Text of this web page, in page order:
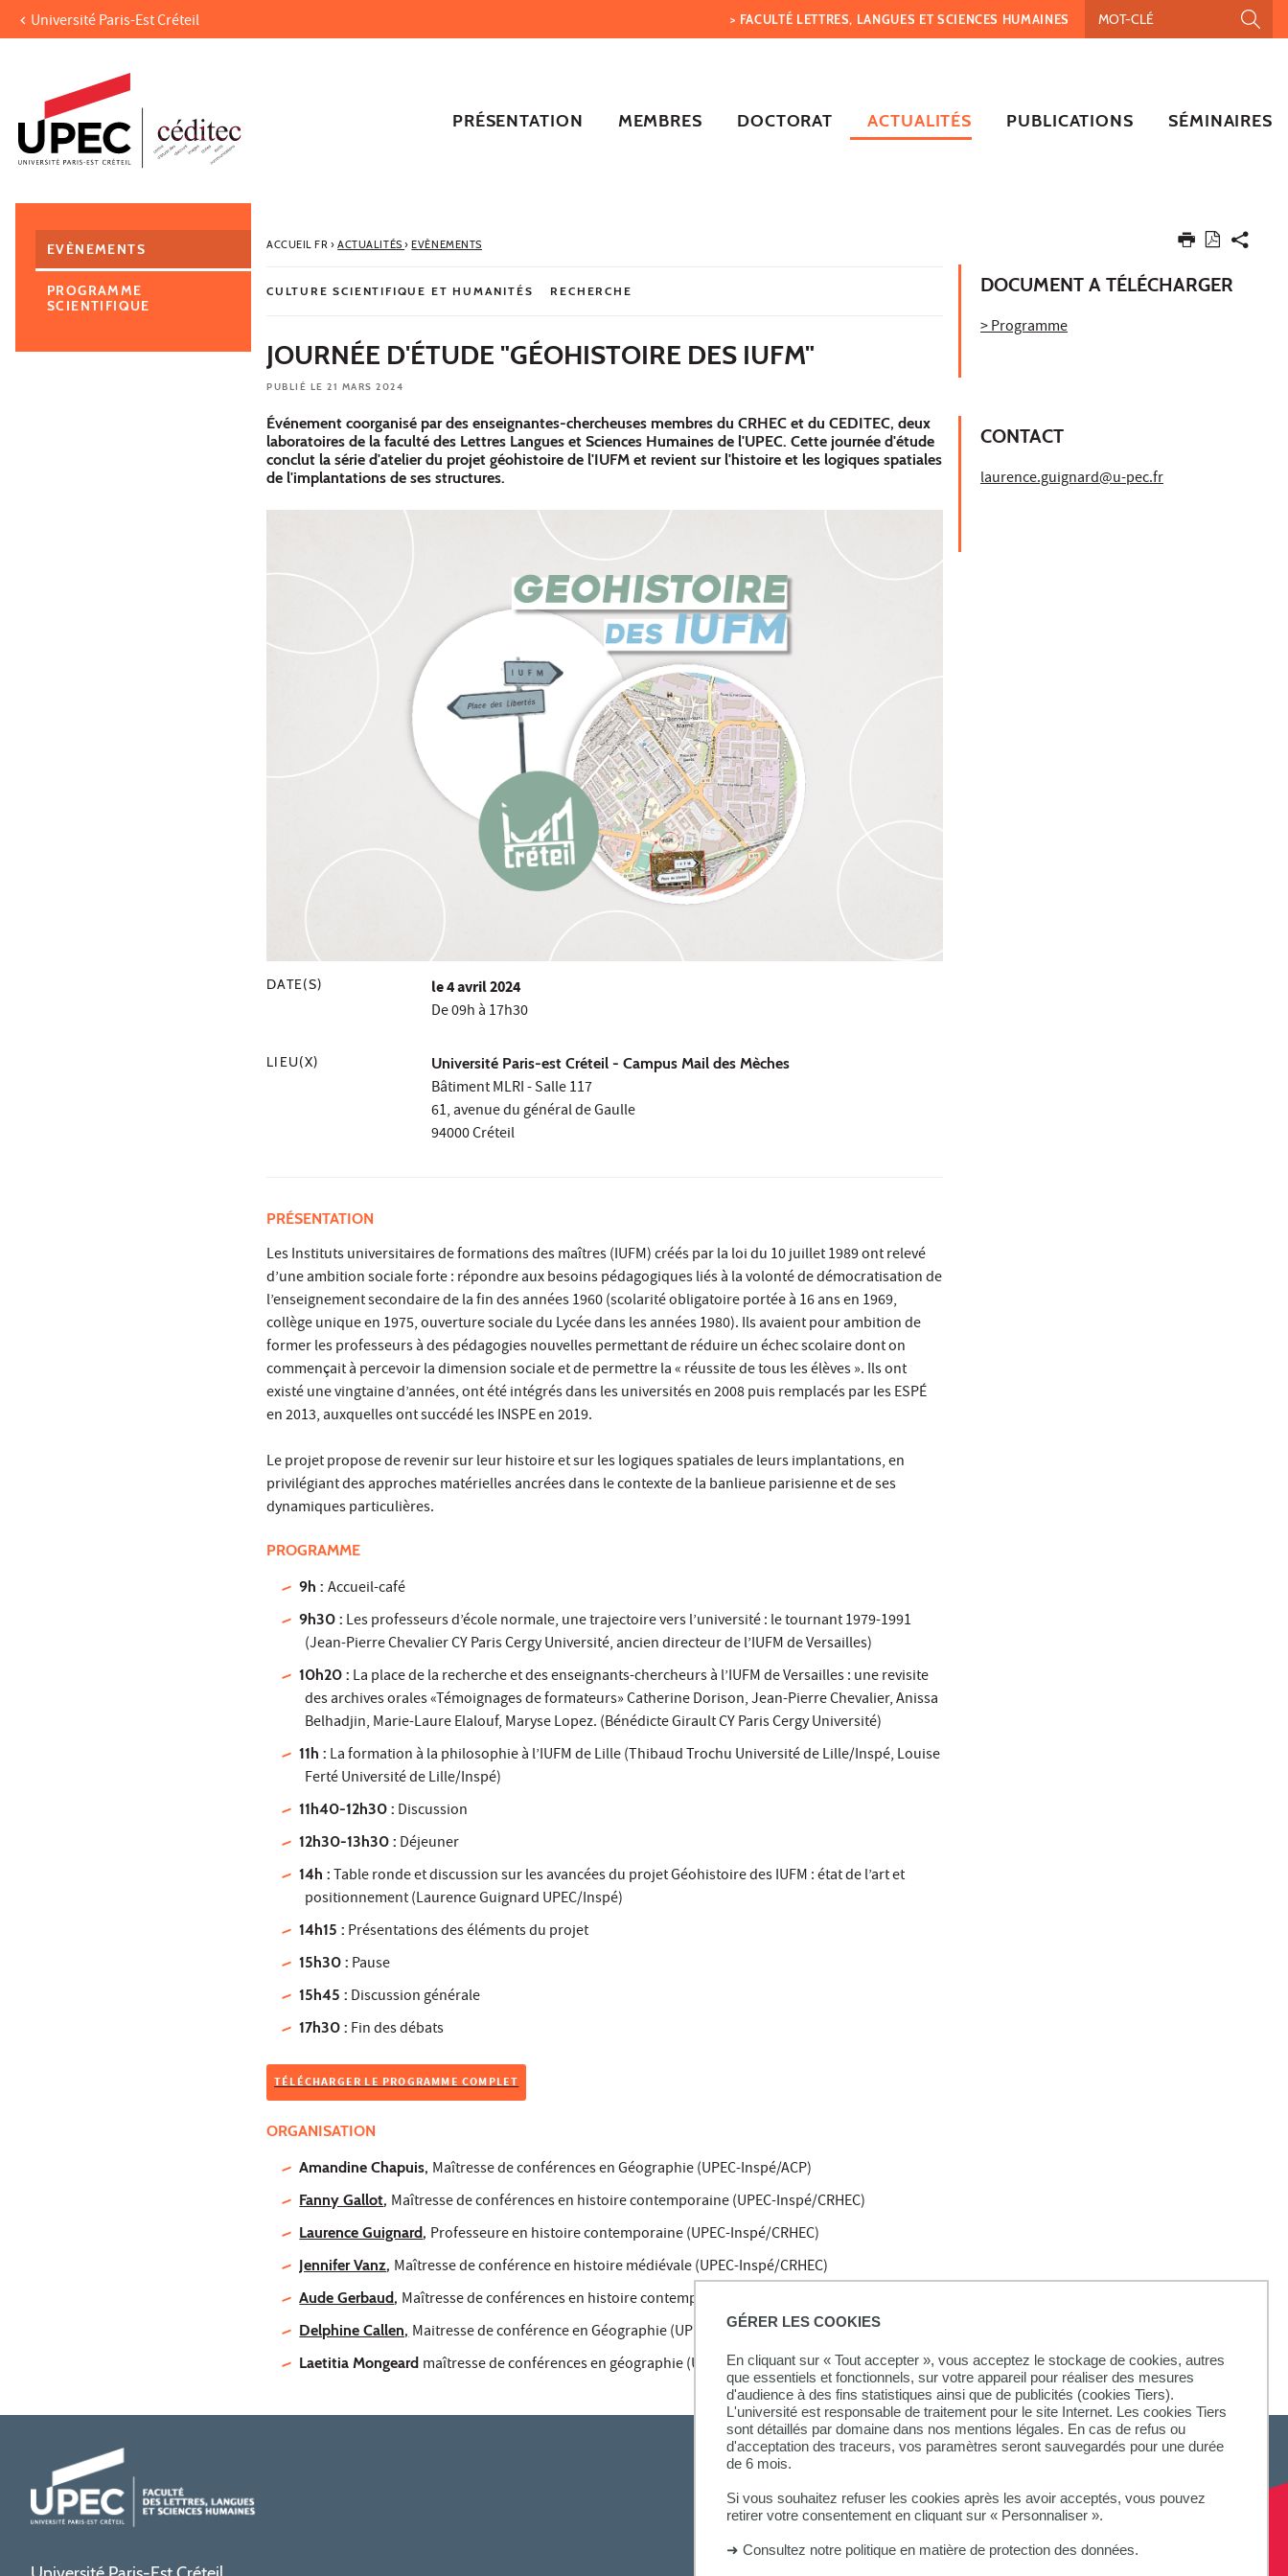
GÉRER LES COOKIES
En cliquant sur « Tout accepter », vous acceptez le stockage de cookies, autres
que essentiels et fonctionnels, sur votre appareil pour réaliser des mesures
d'audience à des fins statistiques ainsi que de publicités (cookies Tiers).
L'université est responsable de traitement pour le site Internet. Les cookies Tiers
sont détaillés par domaine dans nos mentions légales. En cas de refus ou
d'acceptation des traceurs, vos paramètres seront sauvegardés pour une durée
de 6 mois.
Si vous souhaitez refuser les cookies après les avoir acceptés, vous pouvez
retirer votre consentement en cliquant sur « Personnaliser ».
➜ Consultez notre politique en matière de protection des données.
Aller au contenu
Recherche
Navigation secondaire
Université Paris-Est Créteil > FACULTÉ LETTRES, LANGUES ET SCIENCES HUMAINES
PRÉSENTATION MEMBRES DOCTORAT ACTUALITÉS PUBLICATIONS SÉMINAIRES
ACCUEIL FR› ACTUALITÉS› EVÈNEMENTS
CULTURE SCIENTIFIQUE ET HUMANITÉS RECHERCHE
JOURNÉE D'ÉTUDE "GÉOHISTOIRE DES IUFM"
PUBLIÉ LE 21 MARS 2024
Événement coorganisé par des enseignantes-chercheuses membres du CRHEC et du CEDITEC, deux
laboratoires de la faculté des Lettres Langues et Sciences Humaines de l'UPEC. Cette journée d'étude
conclut la série d'atelier du projet géohistoire de l'IUFM et revient sur l'histoire et les logiques spatiales
de l'implantations de ses structures.
DATE(S) le4 avril 2024
De 09h à 17h30
LIEU(X) Université Paris-est Créteil - Campus Mail des Mèches
Bâtiment MLRI - Salle 117
61, avenue du général de Gaulle
94000 Créteil
PRÉSENTATION
Les Instituts universitaires de formations des maîtres (IUFM) créés par la loi du 10 juillet 1989 ont relevé
d’une ambition sociale forte : répondre aux besoins pédagogiques liés à la volonté de démocratisation de
l’enseignement secondaire de la fin des années 1960 (scolarité obligatoire portée à 16 ans en 1969,
collège unique en 1975, ouverture sociale du Lycée dans les années 1980). Ils avaient pour ambition de
former les professeurs à des pédagogies nouvelles permettant de réduire un échec scolaire dont on
commençait à percevoir la dimension sociale et de permettre la « réussite de tous les élèves ». Ils ont
existé une vingtaine d’années, ont été intégrés dans les universités en 2008 puis remplacés par les ESPÉ
en 2013, auxquelles ont succédé les INSPE en 2019.
Le projet propose de revenir sur leur histoire et sur les logiques spatiales de leurs implantations, en
privilégiant des approches matérielles ancrées dans le contexte de la banlieue parisienne et de ses
dynamiques particulières.
PROGRAMME
9h :Accueil-café
9h30 : Les professeurs d’école normale, une trajectoire vers l’université : le tournant 1979-1991
(Jean-Pierre Chevalier CY Paris Cergy Université, ancien directeur de l’IUFM de Versailles)
10h20 : La place de la recherche et des enseignants-chercheurs à l’IUFM de Versailles : une revisite
des archives orales «Témoignages de formateurs» Catherine Dorison, Jean-Pierre Chevalier, Anissa
Belhadjin, Marie-Laure Elalouf, Maryse Lopez. (Bénédicte Girault CY Paris Cergy Université)
11h : La formation à la philosophie à l’IUFM de Lille (Thibaud Trochu Université de Lille/Inspé, Louise
Ferté Université de Lille/Inspé)
11h40-12h30 : Discussion
12h30-13h30 : Déjeuner
14h : Table ronde et discussion sur les avancées du projet Géohistoire des IUFM : état de l’art et
positionnement (Laurence Guignard UPEC/Inspé)
14h15 : Présentations des éléments du projet
15h30 : Pause
15h45 : Discussion générale
17h30 : Fin des débats
TÉLÉCHARGER LE PROGRAMME COMPLET
ORGANISATION
Amandine Chapuis, Maîtresse de conférences en Géographie (UPEC-Inspé/ACP)
Fanny Gallot, Maîtresse de conférences en histoire contemporaine (UPEC-Inspé/CRHEC)
Laurence Guignard, Professeure en histoire contemporaine (UPEC-Inspé/CRHEC)
Jennifer Vanz, Maîtresse de conférence en histoire médiévale (UPEC-Inspé/CRHEC)
Aude Gerbaud, Maîtresse de conférences en histoire contemporaine
Delphine Callen, Maitresse de conférence en Géographie (UPEC-Inspé/Lab’Urba)
Laetitia Mongeard maîtresse de conférences en géographie (UPEC-Inspé/Lab'Urba)
DOCUMENT A TÉLÉCHARGER
> Programme
CONTACT
laurence.guignard@u-pec.fr
EVÈNEMENTS
PROGRAMME
SCIENTIFIQUE